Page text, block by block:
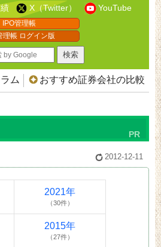
X（Twitter） YouTube
IPO管理帳
理帳 ログイン版
ム おすすめ証券会社の比較
2012-12-11
2021年
（30件）
2015年
（27件）